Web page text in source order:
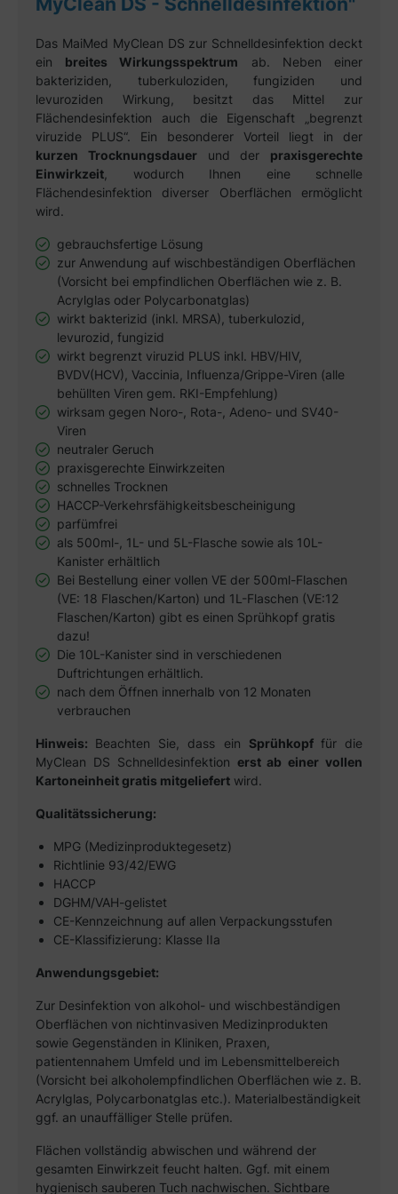
Das MaiMed MyClean DS zur Schnelldesinfektion deckt
ein breites Wirkungsspektrum ab. Neben einer
bakteriziden, tuberkuloziden, fungiziden und
levuroziden Wirkung, besitzt das Mittel zur
Flächendesinfektion auch die Eigenschaft „begrenzt
viruzide PLUS“. Ein besonderer Vorteil liegt in der
kurzen Trocknungsdauerund der praxisgerechte
Einwirkzeit , wodurch Ihnen eine schnelle
Flächendesinfektion diverser Oberflächen ermöglicht
wird.
gebrauchsfertige Lösung
zur Anwendung auf wischbeständigen Oberflächen
(Vorsicht bei empfindlichen Oberflächen wie z. B.
Acrylglas oder Polycarbonatglas)
wirkt bakterizid (inkl. MRSA), tuberkulozid,
levurozid, fungizid
wirkt begrenzt viruzid PLUS inkl. HBV/HIV,
BVDV(HCV), Vaccinia, Influenza/Grippe-Viren (alle
behüllten Viren gem. RKI-Empfehlung)
wirksam gegen Noro-, Rota-, Adeno- und SV40-
Viren
neutraler Geruch
praxisgerechte Einwirkzeiten
schnelles Trocknen
HACCP-Verkehrsfähigkeitsbescheinigung
parfümfrei
als 500ml-, 1L- und 5L-Flasche sowie als 10L-
Kanister erhältlich
Bei Bestellung einer vollen VE der 500ml-Flaschen
(VE: 18 Flaschen/Karton) und 1L-Flaschen (VE:12
Flaschen/Karton) gibt es einen Sprühkopf gratis
dazu!
Die 10L-Kanister sind in verschiedenen
Duftrichtungen erhältlich.
nach dem Öffnen innerhalb von 12 Monaten
verbrauchen
Hinweis: Beachten Sie, dass ein Sprühkopf für die
MyClean DS Schnelldesinfektion erst ab einer vollen
Kartoneinheit gratis mitgeliefert wird.
Qualitätssicherung:
MPG (Medizinproduktegesetz)
Richtlinie 93/42/EWG
HACCP
DGHM/VAH-gelistet
CE-Kennzeichnung auf allen Verpackungsstufen
CE-Klassifizierung: Klasse IIa
Anwendungsgebiet:
Zur Desinfektion von alkohol- und wischbeständigen
Oberflächen von nichtinvasiven Medizinprodukten
sowie Gegenständen in Kliniken, Praxen,
patientennahem Umfeld und im Lebensmittelbereich
(Vorsicht bei alkoholempfindlichen Oberflächen wie z. B.
Acrylglas, Polycarbonatglas etc.). Materialbeständigkeit
ggf. an unauffälliger Stelle prüfen.
Flächen vollständig abwischen und während der
gesamten Einwirkzeit feucht halten. Ggf. mit einem
hygienisch sauberen Tuch nachwischen. Sichtbare